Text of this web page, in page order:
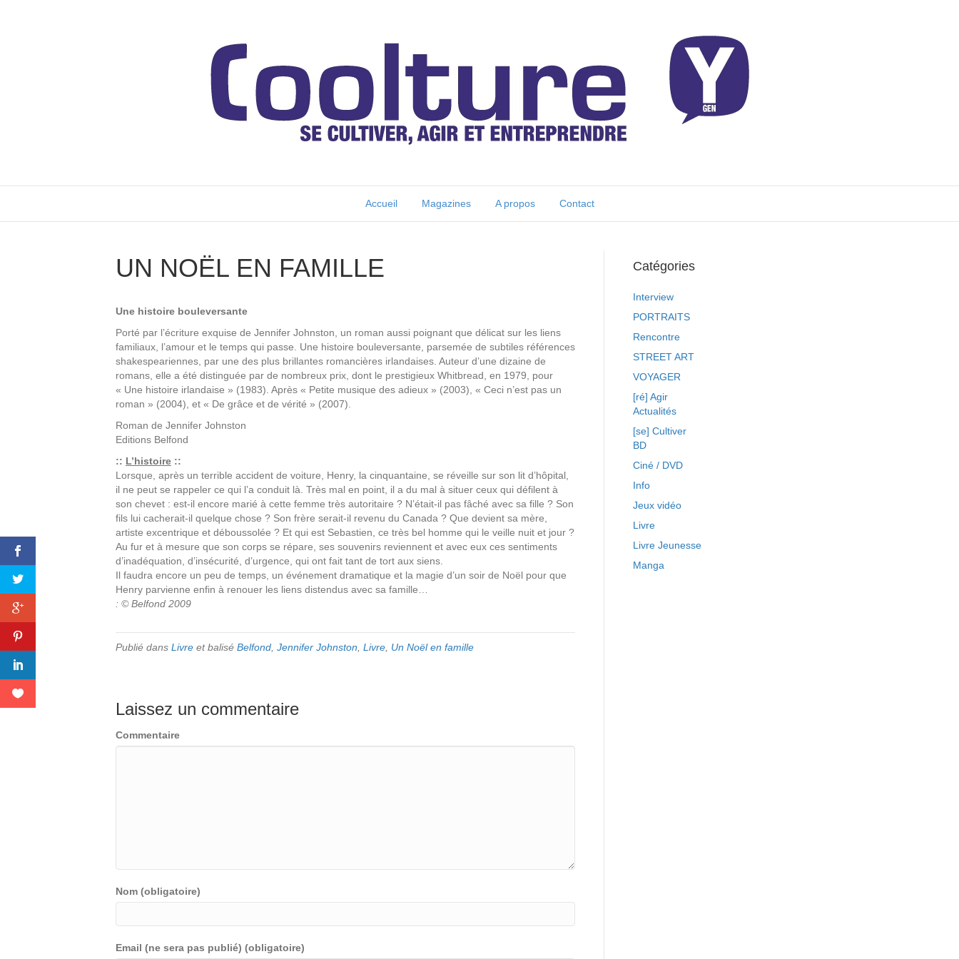
Accueil Magazines A propos Contact
UN NOËL EN FAMILLE
Une histoire bouleversante
Porté par l’écriture exquise de Jennifer Johnston, un roman aussi poignant que délicat sur les liens
familiaux, l’amour et le temps qui passe. Une histoire bouleversante, parsemée de subtiles références
shakespeariennes, par une des plus brillantes romancières irlandaises. Auteur d’une dizaine de
romans, elle a été distinguée par de nombreux prix, dont le prestigieux Whitbread, en 1979, pour
« Une histoire irlandaise » (1983). Après « Petite musique des adieux » (2003), « Ceci n’est pas un
roman » (2004), et « De grâce et de vérité » (2007).
Roman de Jennifer Johnston
Editions Belfond
:: L’histoire ::
Lorsque, après un terrible accident de voiture, Henry, la cinquantaine, se réveille sur son lit d’hôpital,
il ne peut se rappeler ce qui l’a conduit là. Très mal en point, il a du mal à situer ceux qui défilent à
son chevet : est-il encore marié à cette femme très autoritaire ? N’était-il pas fâché avec sa fille ? Son
fils lui cacherait-il quelque chose ? Son frère serait-il revenu du Canada ? Que devient sa mère,
artiste excentrique et déboussolée ? Et qui est Sebastien, ce très bel homme qui le veille nuit et jour ?
Au fur et à mesure que son corps se répare, ses souvenirs reviennent et avec eux ces sentiments
d’inadéquation, d’insécurité, d’urgence, qui ont fait tant de tort aux siens.
Il faudra encore un peu de temps, un événement dramatique et la magie d’un soir de Noël pour que
Henry parvienne enfin à renouer les liens distendus avec sa famille…
: © Belfond 2009
Publié dans Livre et balisé Belfond Jennifer Johnston Livre Un Noël en famille
Laissez un commentaire
Commentaire
Nom (obligatoire)
Email (ne sera pas publié) (obligatoire)
Catégories
Interview
PORTRAITS
Rencontre
STREET ART
VOYAGER
[ré] Agir
Actualités
[se] Cultiver
BD
Ciné / DVD
Info
Jeux vidéo
Livre
Livre Jeunesse
Manga